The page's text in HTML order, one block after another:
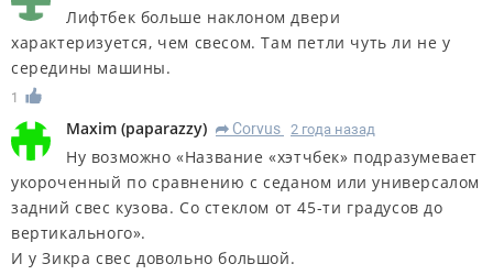
Лифтбек больше наклоном двери
характеризуется, чем свесом. Там петли чуть ли не у
середины машины.
1
Maxim (paparazzy) R Corvus 2 года назад
Ну возможно «Название «хэтчбек» подразумевает
укороченный по сравнению с седаном или универсалом
задний свес кузова. Со стеклом от 45-ти градусов до
вертикального».
И у Зикра свес довольно большой.